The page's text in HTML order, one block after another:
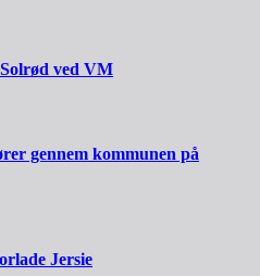
ved VM
gennem kommunen på
Jersie